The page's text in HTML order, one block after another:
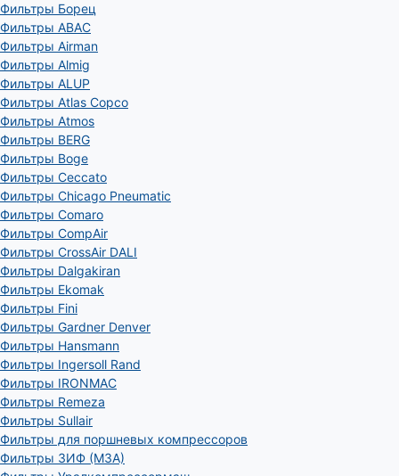
Фильтры Борец
Фильтры ABAC
Фильтры Airman
Фильтры Almig
Фильтры ALUP
Фильтры Atlas Copco
Фильтры Atmos
Фильтры BERG
Фильтры Boge
Фильтры Ceccato
Фильтры Chicago Pneumatic
Фильтры Comaro
Фильтры CompAir
Фильтры CrossAir DALI
Фильтры Dalgakiran
Фильтры Ekomak
Фильтры Fini
Фильтры Gardner Denver
Фильтры Hansmann
Фильтры Ingersoll Rand
Фильтры IRONMAC
Фильтры Remeza
Фильтры Sullair
Фильтры для поршневых компрессоров
Фильтры ЗИФ (МЗА)